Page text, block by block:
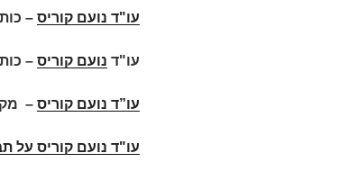
עו"ד נועם קוריס –
עו"ד נועם קוריס –
עו”ד נועם קוריס –
עו"ד נועם קוריס על